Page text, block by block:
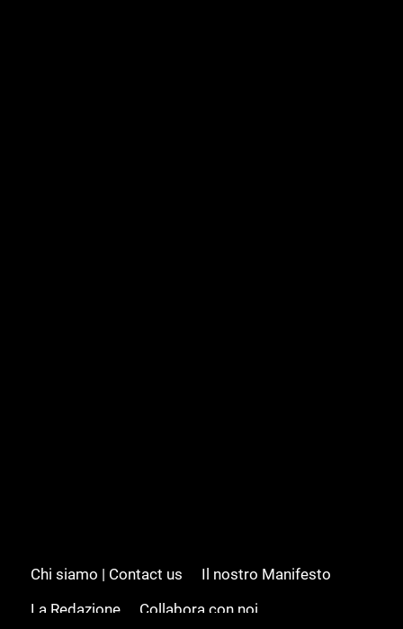
Chi siamo | Contact us
Il nostro Manifesto
La Redazione
Collabora con noi